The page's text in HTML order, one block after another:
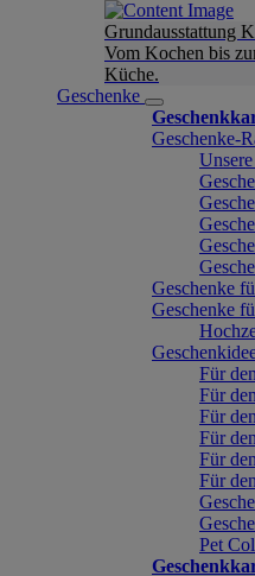
Grundausstattung
Vom Kochen bis
Küche.
Geschenke
Geschenke-
Geschenke
Geschenke
Für
Für
Für
Für
Für
Für
Pet